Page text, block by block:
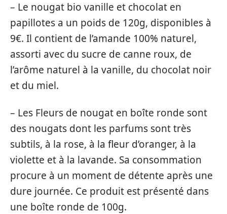
– Le nougat bio vanille et chocolat en
papillotes a un poids de 120g, disponibles à
9€. Il contient de l’amande 100% naturel,
assorti avec du sucre de canne roux, de
l’arôme naturel à la vanille, du chocolat noir
et du miel.
– Les Fleurs de nougat en boîte ronde sont
des nougats dont les parfums sont très
subtils, à la rose, à la fleur d’oranger, à la
violette et à la lavande. Sa consommation
procure à un moment de détente après une
dure journée. Ce produit est présenté dans
une boîte ronde de 100g.